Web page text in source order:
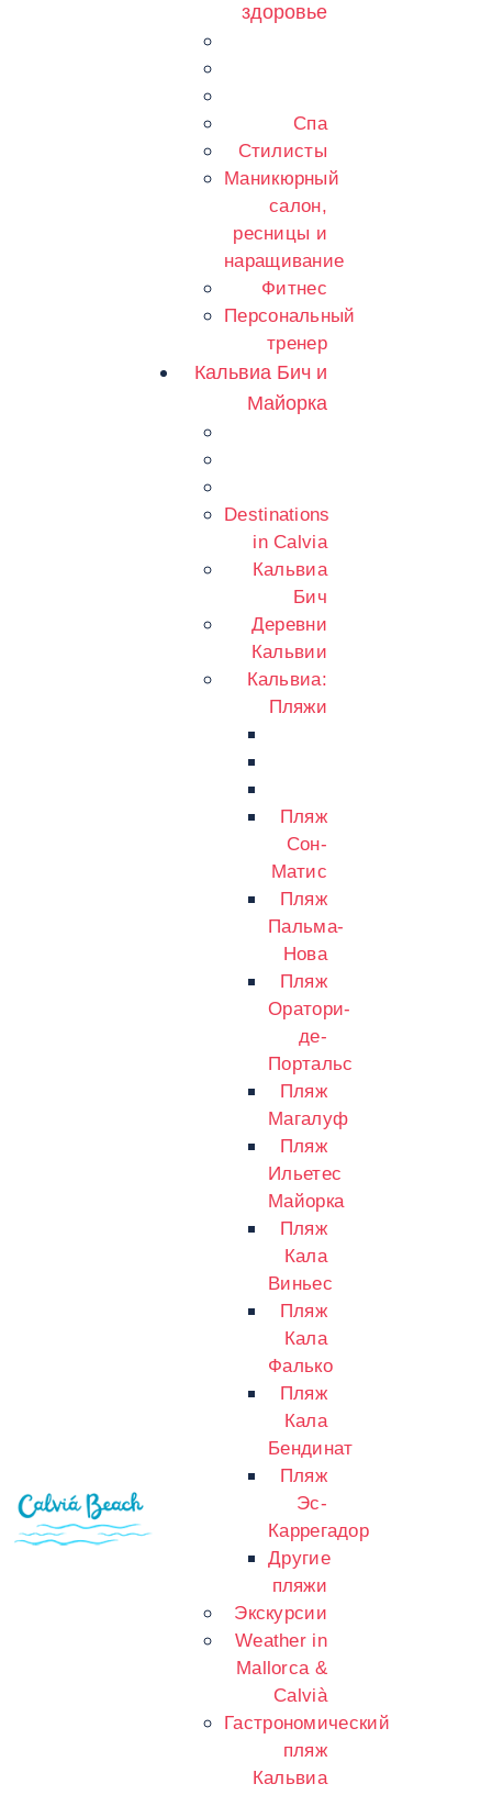
здоровье
Спа
Стилисты
Маникюрный
салон,
ресницы и
наращивание
Фитнес
Персональный
тренер
Кальвиа Бич и
Майорка
Destinations
in Calvia
Кальвиа
Бич
Деревни
Кальвии
Кальвиа:
Пляжи
Пляж
Сон-
Матис
Пляж
Пальма-
Нова
Пляж
Оратори-
де-
Портальс
Пляж
Магалуф
Пляж
Ильетес
Майорка
Пляж
Кала
Виньес
Пляж
Кала
Фалько
Пляж
Кала
Бендинат
Пляж
Эс-
Каррегадор
Другие
пляжи
Экскурсии
Weather in
Mallorca &
Calvià
Гастрономический
пляж
Кальвиа